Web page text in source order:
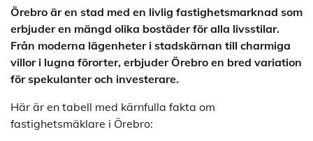
Örebro är en stad med en livlig fastighetsmarknad som
erbjuder en mängd olika bostäder för alla livsstilar.
Från moderna lägenheter i stadskärnan till charmiga
villor i lugna förorter, erbjuder Örebro en bred variation
för spekulanter och investerare.
Här är en tabell med kärnfulla fakta om
fastighetsmäklare i Örebro: